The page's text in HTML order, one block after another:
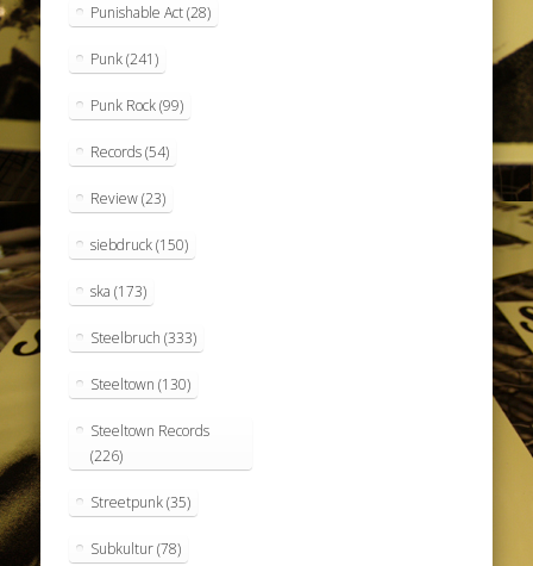
Punishable Act(28)
Punk(241)
Punk Rock(99)
Records(54)
Review(23)
siebdruck(150)
ska (173)
Steelbruch (333)
Steeltown (130)
Steeltown Records
(226)
Streetpunk(35)
Subkultur(78)